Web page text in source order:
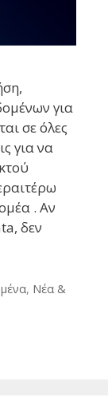
για
σε όλες
για να
. Αν
δεν
, Νέα &